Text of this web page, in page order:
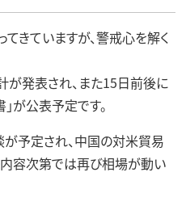
きていますが、警戒心を解く
発表され、また15日前後に
が公表予定です。
予定され、中国の対米貿易
容次第では再び相場が動い